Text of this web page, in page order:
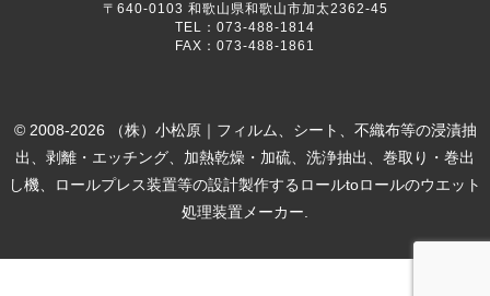
〒640-0103 和歌山県和歌山市加太2362-45
TEL：073-488-1814
FAX：073-488-1861
© 2008-2026 （株）小松原｜フィルム、シート、不織布等の浸漬抽
出、剥離・エッチング、加熱乾燥・加硫、洗浄抽出、巻取り・巻出
し機、ロールプレス装置等の設計製作するロールtoロールのウエット
処理装置メーカー.